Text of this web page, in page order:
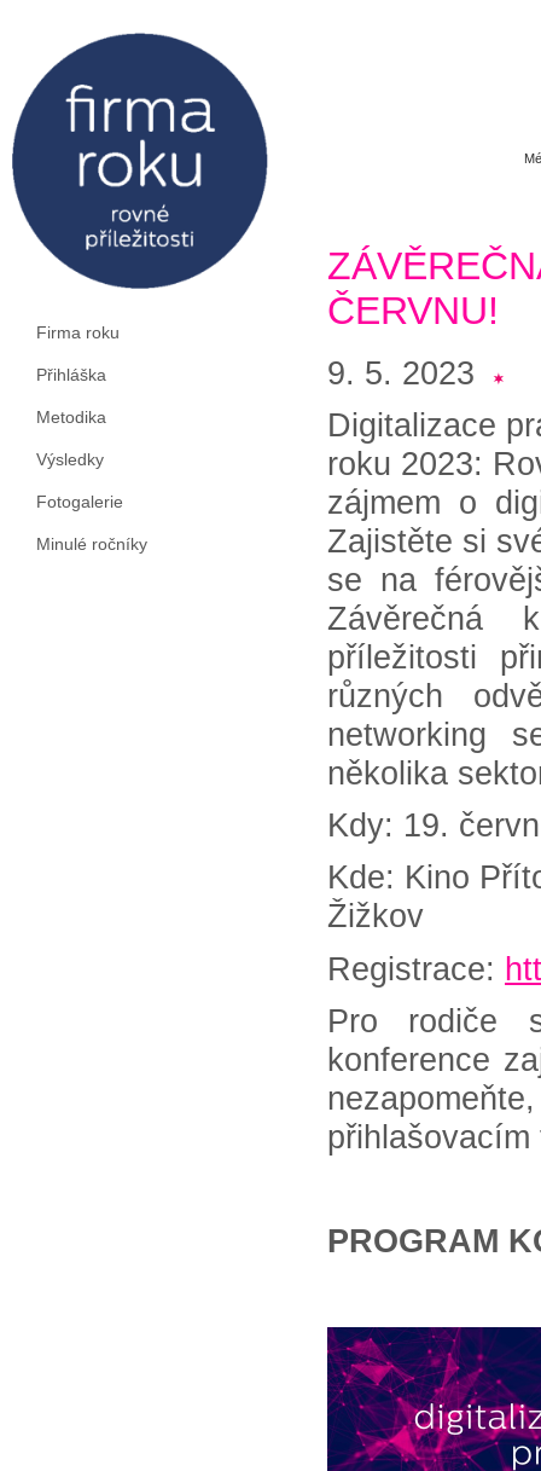
Firma roku
Přihláška
Metodika
Výsledky
Fotogalerie
Minulé ročníky
ČERVNU!
9. 5. 2023
Digitalizace
roku 2023:
zájmem o
Zajistěte si
se na
Závěrečná
příležitosti
různých
networking
několika
Kdy: 19.
Kde: Kino
Žižkov
Registrace:
Pro rodiče
konference
přihlašovacím
PROGRAM